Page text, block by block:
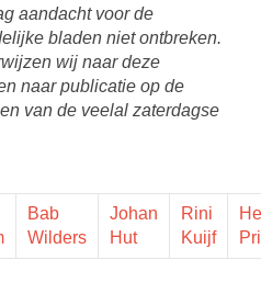
aandacht voor de
bladen niet ontbreken.
wij naar deze
naar publicatie op de
van de veelal zaterdagse
Bab
Wilders
Johan
Hut
Rini
Kuijf